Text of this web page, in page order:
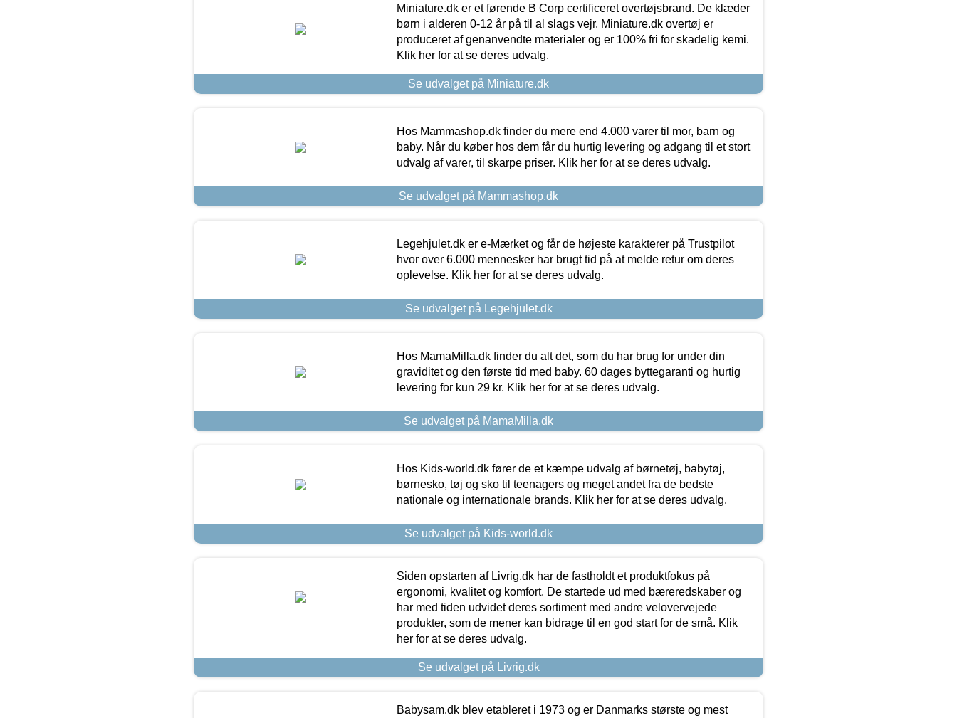
Miniature.dk er et førende B Corp certificeret overtøjsbrand. De klæder
børn i alderen 0-12 år på til al slags vejr. Miniature.dk overtøj er
produceret af genanvendte materialer og er 100% fri for skadelig kemi.
Klik her for at se deres udvalg.
Se udvalget på Miniature.dk
Hos Mammashop.dk finder du mere end 4.000 varer til mor, barn og
baby. Når du køber hos dem får du hurtig levering og adgang til et stort
udvalg af varer, til skarpe priser. Klik her for at se deres udvalg.
Se udvalget på Mammashop.dk
Legehjulet.dk er e-Mærket og får de højeste karakterer på Trustpilot
hvor over 6.000 mennesker har brugt tid på at melde retur om deres
oplevelse. Klik her for at se deres udvalg.
Se udvalget på Legehjulet.dk
Hos MamaMilla.dk finder du alt det, som du har brug for under din
graviditet og den første tid med baby. 60 dages byttegaranti og hurtig
levering for kun 29 kr. Klik her for at se deres udvalg.
Se udvalget på MamaMilla.dk
Hos Kids-world.dk fører de et kæmpe udvalg af børnetøj, babytøj,
børnesko, tøj og sko til teenagers og meget andet fra de bedste
nationale og internationale brands. Klik her for at se deres udvalg.
Se udvalget på Kids-world.dk
Siden opstarten af Livrig.dk har de fastholdt et produktfokus på
ergonomi, kvalitet og komfort. De startede ud med bæreredskaber og
har med tiden udvidet deres sortiment med andre velovervejede
produkter, som de mener kan bidrage til en god start for de små. Klik
her for at se deres udvalg.
Se udvalget på Livrig.dk
Babysam.dk blev etableret i 1973 og er Danmarks største og mest